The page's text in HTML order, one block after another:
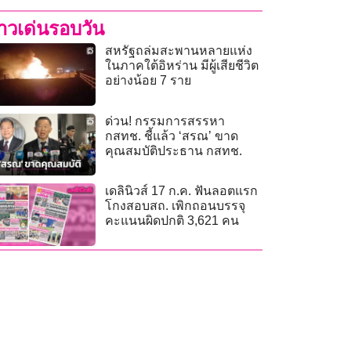
วเด่นรอบวัน
สหรัฐถล่มสะพานหลายแห่ง
ในภาคใต้อิหร่าน มีผู้เสียชีวิต
อย่างน้อย 7 ราย
ด่วน! กรรมการสรรหา
กสทช. ชี้แล้ว ‘สรณ’ ขาด
คุณสมบัติประธาน กสทช.
เดลินิวส์ 17 ก.ค. ฟันลอตแรก
โกงสอบสถ. เพิกถอนบรรจุ
คะแนนผิดปกติ 3,621 คน